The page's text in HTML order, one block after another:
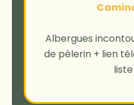
Albergues
de pèlerin + lien
liste